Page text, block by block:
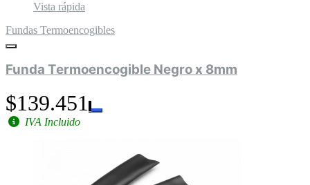
Vista rápida
Fundas Termoencogibles
Funda Termoencogible Negro x 8mm
$139.451
IVA Incluido